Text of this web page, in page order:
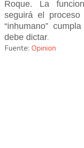
Roque. La
seguirá el
“inhumano”
debe dictar.
Fuente: Opinion